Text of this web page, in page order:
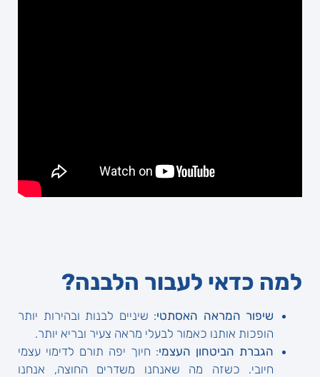
למה כדאי לעבור הלבנה?
שיפור המראה האסתטי: שיניים לבנות ובהירות יותר
הופכות אותנו כאמור לבעלי מראה צעיר ובריא יותר.
הגברת הביטחון העצמי: חיוך יפה תורם לדימוי עצמי
חיובי. כשזה מה שאנחנו משדרים החוצה, אנחנו